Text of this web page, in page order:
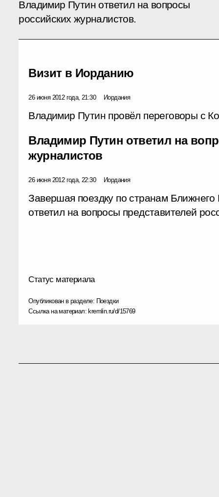
Владимир Путин ответил на вопросы
российских журналистов.
Визит в Иорданию
26 июня 2012 года, 21:30 Иордания
Владимир Путин провёл переговоры с
Владимир Путин ответил на
журналистов
26 июня 2012 года, 22:30 Иордания
Завершая поездку по странам
ответил на вопросы представителей
Статус материала
Опубликован в разделе: Поездки
Ссылка на материал: kremlin.ru/d/15769